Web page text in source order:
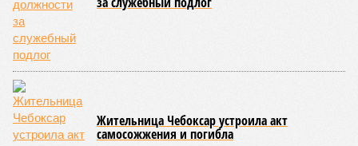
для последовательного повышения их квалификации.
Керешу представляет собой традиционное единоборство,
уходящее корнями в культуру чувашского народа. Схватка
проходит следующим образом: соперники располагаются
лицом друг к другу, при этом через пояс каждого из них
перекинуто специальное матерчатое полотенце;
удерживаясь за этот элемент экипировки, борцы вступают
в противоборство, основная задача которого заключается в